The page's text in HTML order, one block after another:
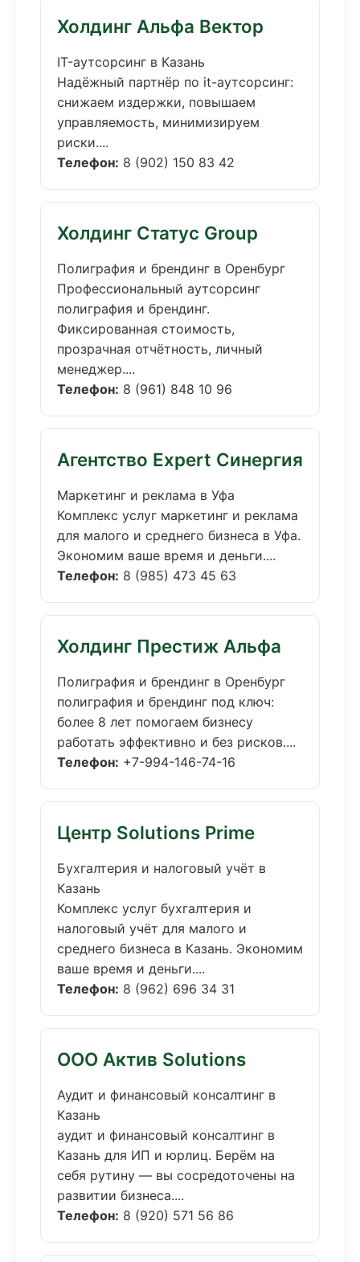
Холдинг Альфа Вектор
IT-аутсорсинг в Казань
Надёжный партнёр по it-аутсорсинг:
снижаем издержки, повышаем
управляемость, минимизируем
риски....
Телефон: 8 (902) 150 83 42
Холдинг Статус Group
Полиграфия и брендинг в Оренбург
Профессиональный аутсорсинг
полиграфия и брендинг.
Фиксированная стоимость,
прозрачная отчётность, личный
менеджер....
Телефон: 8 (961) 848 10 96
Агентство Expert Синергия
Маркетинг и реклама в Уфа
Комплекс услуг маркетинг и реклама
для малого и среднего бизнеса в Уфа.
Экономим ваше время и деньги....
Телефон: 8 (985) 473 45 63
Холдинг Престиж Альфа
Полиграфия и брендинг в Оренбург
полиграфия и брендинг под ключ:
более 8 лет помогаем бизнесу
работать эффективно и без рисков....
Телефон: +7-994-146-74-16
Центр Solutions Prime
Бухгалтерия и налоговый учёт в
Казань
Комплекс услуг бухгалтерия и
налоговый учёт для малого и
среднего бизнеса в Казань. Экономим
ваше время и деньги....
Телефон: 8 (962) 696 34 31
ООО Актив Solutions
Аудит и финансовый консалтинг в
Казань
аудит и финансовый консалтинг в
Казань для ИП и юрлиц. Берём на
себя рутину — вы сосредоточены на
развитии бизнеса....
Телефон: 8 (920) 571 56 86